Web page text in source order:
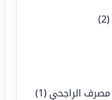
(2)
الراجحي (1)